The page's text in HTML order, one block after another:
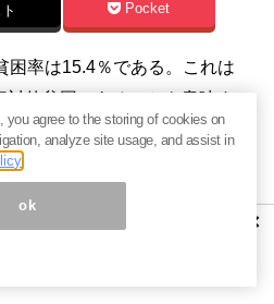
Pocket
困率は15.4％である。これは
対的貧困であることを意味す
が、非正規雇用で使い捨て
困もまた目を覆いたくなる
ダークネス」メルマガ編 ×
you agree to the storing of cookies on
analyze site usage, and assist in
ok